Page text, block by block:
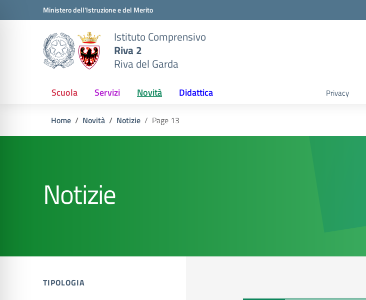
Vai ai contenuti
Vai al menu di navigazioneMinistero dell'Istruzione e del Merito
Istituto Comprensivo
Riva 2
Riva del Garda
Scuola Servizi Novità Didattica Privacy
Home Novità Notizie Page 13
Notizie
TIPOLOGIA